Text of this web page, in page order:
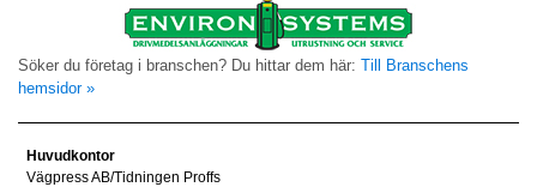
Söker du företag i branschen? Du hittar dem här: Till Branschens
hemsidor »
Huvudkontor
Vägpress AB/Tidningen Proffs